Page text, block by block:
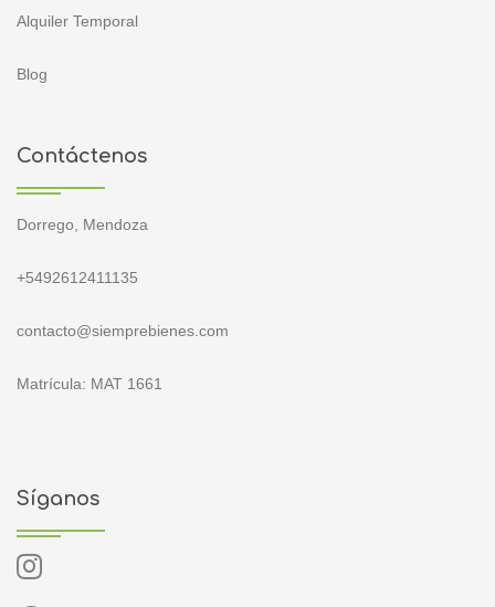
Alquiler Temporal
Blog
Contáctenos
Dorrego, Mendoza
+5492612411135
contacto@siemprebienes.com
Matrícula: MAT 1661
Síganos